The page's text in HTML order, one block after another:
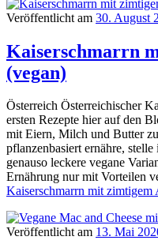
Veröffentlicht am 30. August
Kaiserschmarrn
(vegan)
Österreich Österreichischer
ersten Rezepte hier auf den
mit Eiern, Milch und Butter
pflanzenbasiert ernähre,
genauso leckere vegane
Ernährung nur mit Vorteilen
Kaiserschmarrn mit zimtigem
Veröffentlicht am 13. Mai